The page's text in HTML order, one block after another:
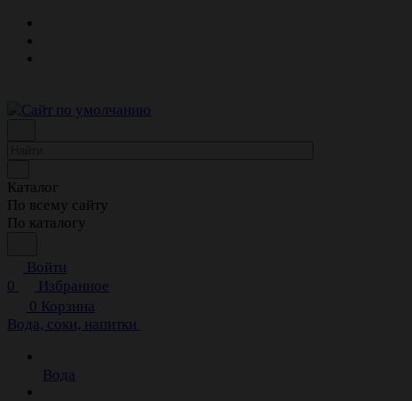
Каталог
По всему сайту
По каталогу
Войти
0
Избранное
0 Корзина
Вода, соки, напитки
Вода